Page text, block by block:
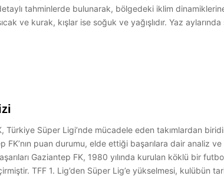
tahminlerde bulunarak, bölgedeki iklim
ve kurak, kışlar ise soğuk ve yağışlıdır. Yaz
Türkiye Süper Ligi’nde mücadele eden takımlardan
FK’nın puan durumu, elde ettiği başarılara dair analiz
Gaziantep FK, 1980 yılında kurulan köklü bir
TFF 1. Lig’den Süper Lig’e yükselmesi, kulübün